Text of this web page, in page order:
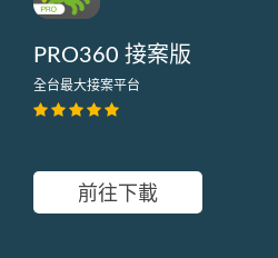
PRO360 接案版
全台最大接案平台
前往下載